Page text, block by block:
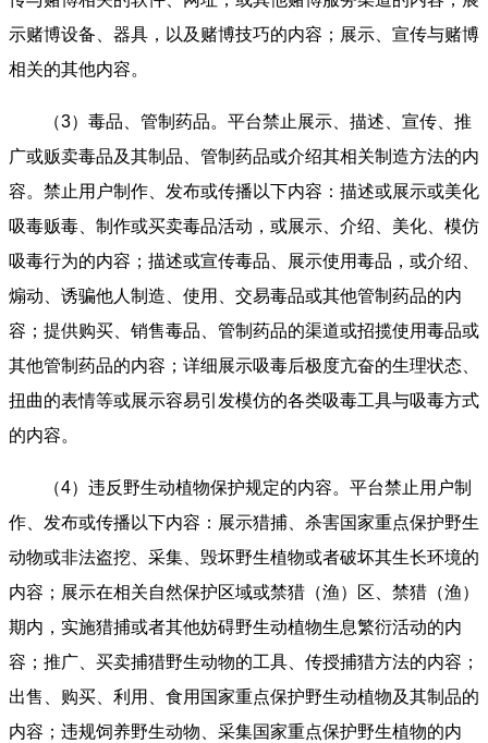
示赌博设备、器具，以及赌博技巧的内容；展示、宣传与赌博
相关的其他内容。
（3）毒品、管制药品。平台禁止展示、描述、宣传、推
广或贩卖毒品及其制品、管制药品或介绍其相关制造方法的内
容。禁止用户制作、发布或传播以下内容：描述或展示或美化
吸毒贩毒、制作或买卖毒品活动，或展示、介绍、美化、模仿
吸毒行为的内容；描述或宣传毒品、展示使用毒品，或介绍、
煽动、诱骗他人制造、使用、交易毒品或其他管制药品的内
容；提供购买、销售毒品、管制药品的渠道或招揽使用毒品或
其他管制药品的内容；详细展示吸毒后极度亢奋的生理状态、
扭曲的表情等或展示容易引发模仿的各类吸毒工具与吸毒方式
的内容。
（4）违反野生动植物保护规定的内容。平台禁止用户制
作、发布或传播以下内容：展示猎捕、杀害国家重点保护野生
动物或非法盗挖、采集、毁坏野生植物或者破坏其生长环境的
内容；展示在相关自然保护区域或禁猎（渔）区、禁猎（渔）
期内，实施猎捕或者其他妨碍野生动植物生息繁衍活动的内
容；推广、买卖捕猎野生动物的工具、传授捕猎方法的内容；
出售、购买、利用、食用国家重点保护野生动植物及其制品的
内容；违规饲养野生动物、采集国家重点保护野生植物的内